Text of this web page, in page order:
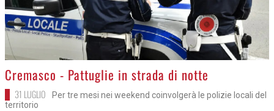
>
Cremasco - Pattuglie in strada di notte
31 LUGLIO
Per tre mesi nei weekend coinvolgerà le polizie locali del
territorio